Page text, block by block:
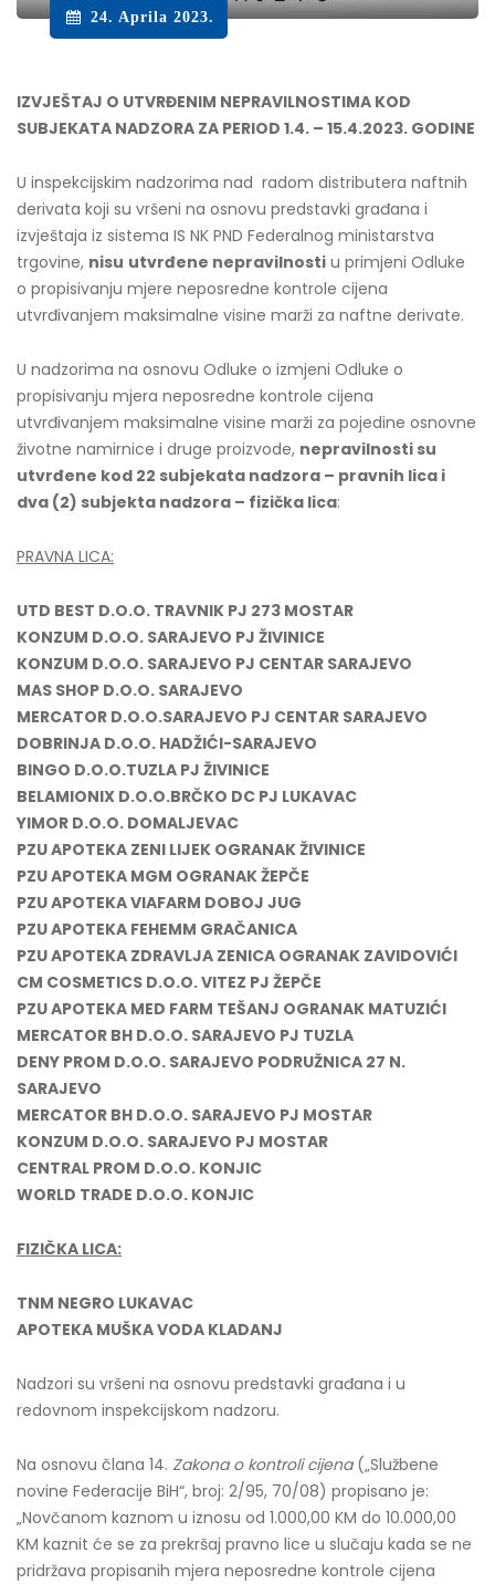
24. Aprila 2023.
IZVJEŠTAJ O UTVRĐENIM NEPRAVILNOSTIMA KOD
SUBJEKATA NADZORA ZA PERIOD 1.4. – 15.4.2023. GODINE
U inspekcijskim nadzorima nad radom distributera naftnih
derivata koji su vršeni na osnovu predstavki građana i
izvještaja iz sistema IS NK PND Federalnog ministarstva
trgovine, nisu utvrđene nepravilnosti u primjeni Odluke
o propisivanju mjere neposredne kontrole cijena
utvrđivanjem maksimalne visine marži za naftne derivate.
U nadzorima na osnovu Odluke o izmjeni Odluke o
propisivanju mjera neposredne kontrole cijena
utvrđivanjem maksimalne visine marži za pojedine osnovne
životne namirnice i druge proizvode, nepravilnosti su
utvrđene kod 22 subjekata nadzora – pravnih lica i
dva (2) subjekta nadzora – fizička lica:
PRAVNA LICA:
UTD BEST D.O.O. TRAVNIK PJ 273 MOSTAR
KONZUM D.O.O. SARAJEVO PJ ŽIVINICE
KONZUM D.O.O. SARAJEVO PJ CENTAR SARAJEVO
MAS SHOP D.O.O. SARAJEVO
MERCATOR D.O.O.SARAJEVO PJ CENTAR SARAJEVO
DOBRINJA D.O.O. HADŽIĆI-SARAJEVO
BINGO D.O.O.TUZLA PJ ŽIVINICE
BELAMIONIX D.O.O.BRČKO DC PJ LUKAVAC
YIMOR D.O.O. DOMALJEVAC
PZU APOTEKA ZENI LIJEK OGRANAK ŽIVINICE
PZU APOTEKA MGM OGRANAK ŽEPČE
PZU APOTEKA VIAFARM DOBOJ JUG
PZU APOTEKA FEHEMM GRAČANICA
PZU APOTEKA ZDRAVLJA ZENICA OGRANAK ZAVIDOVIĆI
CM COSMETICS D.O.O. VITEZ PJ ŽEPČE
PZU APOTEKA MED FARM TEŠANJ OGRANAK MATUZIĆI
MERCATOR BH D.O.O. SARAJEVO PJ TUZLA
DENY PROM D.O.O. SARAJEVO PODRUŽNICA 27 N.
SARAJEVO
MERCATOR BH D.O.O. SARAJEVO PJ MOSTAR
KONZUM D.O.O. SARAJEVO PJ MOSTAR
CENTRAL PROM D.O.O. KONJIC
WORLD TRADE D.O.O. KONJIC
FIZIČKA LICA:
TNM NEGRO LUKAVAC
APOTEKA MUŠKA VODA KLADANJ
Nadzori su vršeni na osnovu predstavki građana i u
redovnom inspekcijskom nadzoru.
Na osnovu člana 14. Zakona o kontroli cijena(„Službene
novine Federacije BiH“, broj: 2/95, 70/08) propisano je:
„Novčanom kaznom u iznosu od 1.000,00 KM do 10.000,00
KM kaznit će se za prekršaj pravno lice u slučaju kada se ne
pridržava propisanih mjera neposredne kontrole cijena